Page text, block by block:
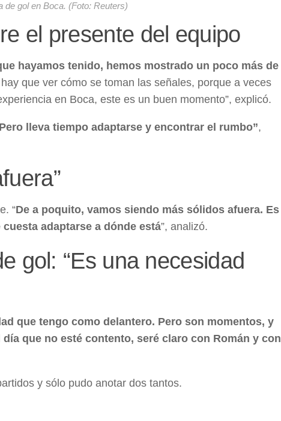
de gol en Boca. (Foto: Reuters)
el presente del equipo
hayamos tenido, hemos mostrado un poco más de
que ver cómo se toman las señales, porque a veces
en Boca, este es un buen momento”, explicó.
lleva tiempo adaptarse y encontrar el rumbo”,
“De a poquito, vamos siendo más sólidos afuera. Es
adaptarse a dónde está”, analizó.
gol: “Es una necesidad
que tengo como delantero. Pero son momentos, y
día que no esté contento, seré claro con Román y con
y sólo pudo anotar dos tantos.